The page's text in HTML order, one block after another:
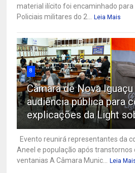
material ilícito foi encaminhado para
Policiais militares do 2...
Leia Mais
8
Câmara de Nova
audiência pública para
explicações da Light
Evento reunirá representantes da
Aneel e população após transtornos
ventanias A Câmara Munic...
Leia